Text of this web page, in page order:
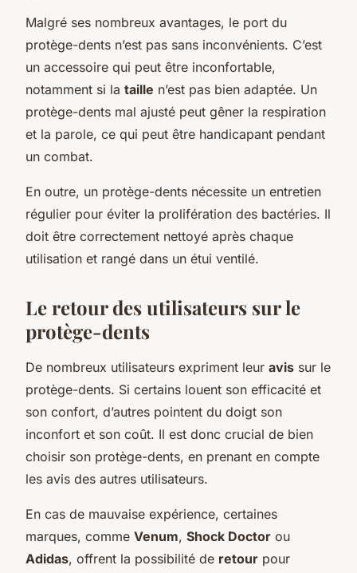
Malgré ses nombreux avantages, le port du
protège-dents n’est pas sans inconvénients. C’est
un accessoire qui peut être inconfortable,
notamment si la taille n’est pas bien adaptée. Un
protège-dents mal ajusté peut gêner la respiration
et la parole, ce qui peut être handicapant pendant
un combat.
En outre, un protège-dents nécessite un entretien
régulier pour éviter la prolifération des bactéries. Il
doit être correctement nettoyé après chaque
utilisation et rangé dans un étui ventilé.
Le retour des utilisateurs sur le
protège-dents
De nombreux utilisateurs expriment leur avis sur le
protège-dents. Si certains louent son efficacité et
son confort, d’autres pointent du doigt son
inconfort et son coût. Il est donc crucial de bien
choisir son protège-dents, en prenant en compte
les avis des autres utilisateurs.
En cas de mauvaise expérience, certaines
marques, comme Venum, Shock Doctor ou
Adidas, offrent la possibilité de retour pour